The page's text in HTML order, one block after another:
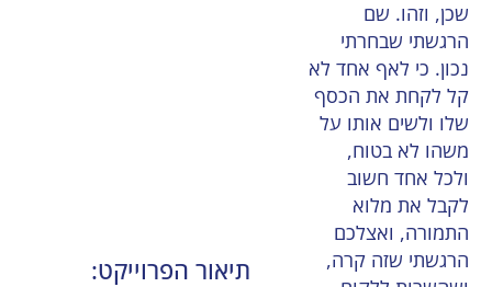
תיאור הפרוייקט:
שכן, וזהו. שם
הרגשתי שבחרתי
נכון. כי לאף אחד לא
קל לקחת את הכסף
שלו ולשים אותו על
משהו לא בטוח,
ולכל אחד חשוב
לקבל את מלוא
התמורה, ואצלכם
הרגשתי שזה קרה,